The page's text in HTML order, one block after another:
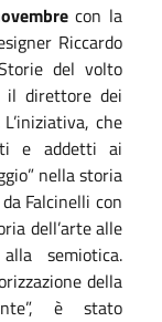
con la
Riccardo
del volto
il direttore dei
che
e addetti ai
nella storia
Falcinelli con
dell’arte alle
semiotica.
della
è stato